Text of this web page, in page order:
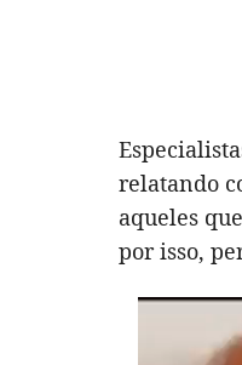
relatando
aqueles
por isso,